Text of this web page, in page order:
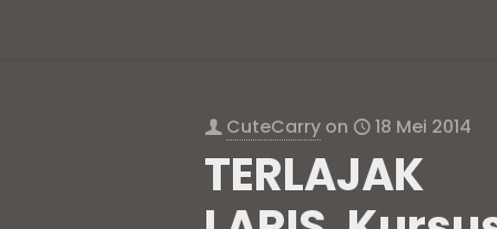
CuteCarry on 18 Mei 2014
TERLAJAK